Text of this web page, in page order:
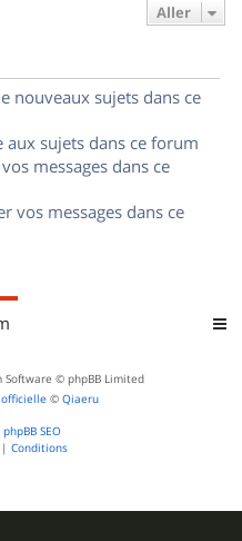
Aller
nouveaux sujets dans ce
aux sujets dans ce forum
messages dans ce
vos messages dans ce
Software © phpBB Limited
© Qiaeru
phpBB SEO
| Conditions